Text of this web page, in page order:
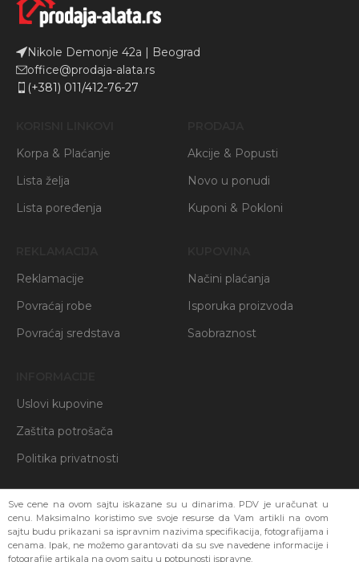
Nikole Demonje 42a | Beograd
office@prodaja-alata.rs
(+381) 011/412-76-27
Korpa & Plaćanje
Lista želja
Lista poređenja
Akcije & Popusti
Novo u ponudi
Kuponi & Pokloni
Reklamacije
Povraćaj robe
Povraćaj sredstava
Načini plaćanja
Isporuka proizvoda
Saobraznost
Uslovi kupovine
Zaštita potrošača
Politika privatnosti
Sve cene na ovom sajtu iskazane su u dinarima. PDV je uračunat u
cenu. Maksimalno koristimo sve svoje resurse da Vam artikli na ovom
sajtu budu prikazani sa ispravnim nazivima specifikacija, fotografijama i
cenama. Ipak, ne možemo garantovati da su sve navedene informacije i
fotografije artikala na ovom sajtu u potpunosti ispravne.